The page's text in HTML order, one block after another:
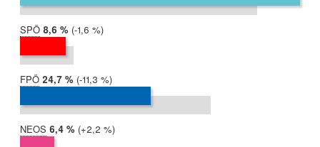
SPÖ 2019:
8,6 %
2017:
10,2 %
Differenz:
-1,6 %
FPÖ 2019:
24,7 %
2017:
36,0 %
Differenz:
-11,3 %
NEOS 2019:
6,4 %
2017:
4,2 %
Differenz:
+2,2 %